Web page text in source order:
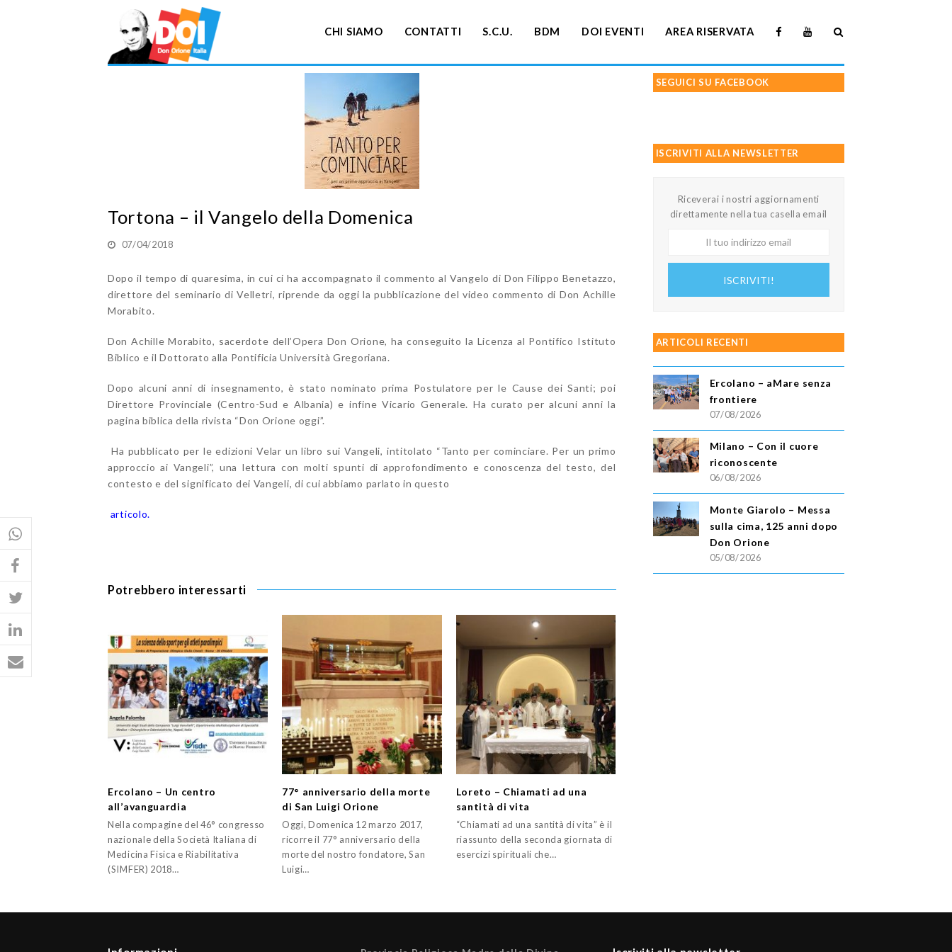
CHI SIAMO CONTATTI S.C.U. BDM DOI EVENTI AREA RISERVATA
Tortona – il Vangelo della Domenica
07/04/2018
Dopo il tempo di quaresima, in cui ci ha accompagnato il commento al Vangelo di Don Filippo Benetazzo,
direttore del seminario di Velletri, riprende da oggi la pubblicazione del video commento di Don Achille
Morabito.
Don Achille Morabito, sacerdote dell’Opera Don Orione, ha conseguito la Licenza al Pontifico Istituto
Biblico e il Dottorato alla Pontificia Università Gregoriana.
Dopo alcuni anni di insegnamento, è stato nominato prima Postulatore per le Cause dei Santi; poi
Direttore Provinciale (Centro-Sud e Albania) e infine Vicario Generale. Ha curato per alcuni anni la
pagina biblica della rivista “Don Orione oggi”.
Ha pubblicato per le edizioni Velar un libro sui Vangeli, intitolato “Tanto per cominciare. Per un primo
approccio ai Vangeli”, una lettura con molti spunti di approfondimento e conoscenza del testo, del
contesto e del significato dei Vangeli, di cui abbiamo parlato in questo
articolo.
Potrebbero interessarti
Ercolano – Un centro
all’avanguardia
Nella compagine del 46° congresso
nazionale della Società Italiana di
Medicina Fisica e Riabilitativa
(SIMFER) 2018…
77° anniversario della morte
di San Luigi Orione
Oggi, Domenica 12 marzo 2017,
ricorre il 77° anniversario della
morte del nostro fondatore, San
Luigi…
Loreto – Chiamati ad una
santità di vita
“Chiamati ad una santità di vita” è il
riassunto della seconda giornata di
esercizi spirituali che…
SEGUICI SU FACEBOOK
ISCRIVITI ALLA NEWSLETTER
Riceverai i nostri aggiornamenti
direttamente nella tua casella email
ISCRIVITI!
ARTICOLI RECENTI
Ercolano – aMare senza
frontiere
07/08/2026
Milano – Con il cuore
riconoscente
06/08/2026
Monte Giarolo – Messa
sulla cima, 125 anni dopo
Don Orione
05/08/2026